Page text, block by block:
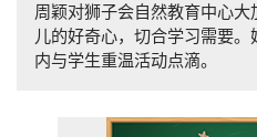
周颖对狮子会自然教育中心
儿的好奇心，切合学习需要
内与学生重温活动点滴。